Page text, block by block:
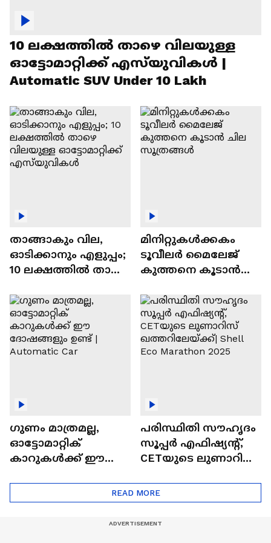
10 ലക്ഷത്തിൽ താഴെ വിലയുള്ള
ഓട്ടോമാറ്റിക്ക് എസ്‍യുവികൾ |
Automatic SUV Under 10 Lakh
താങ്ങാകും വില,
ഓടിക്കാനും എളുപ്പം;
10 ലക്ഷത്തിൽ താഴെ
ഓട്ടോമാറ്റിക്ക്
എസ്‍യുവികൾ
മിനിറ്റുകൾക്കകം
ടൂവീലർ മൈലേജ്
കുത്തനെ കൂടാൻ
ഗുണം മാത്രമല്ല,
ഓട്ടോമാറ്റിക്
കാറുകൾക്ക് ഈ
പരിസ്ഥിതി സൗഹൃദം
സൂപ്പർ എഫിഷ്യന്റ്,
CETയുടെ ലുണാറിസ്
Eco Marathon 2025
READ MORE